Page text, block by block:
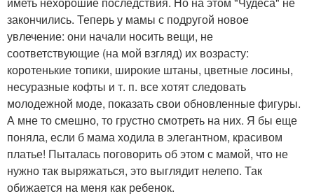
закончились. Теперь у мамы с подругой новое
увлечение: они начали носить вещи, не
соответствующие (на мой взгляд) их возрасту:
коротенькие топики, широкие штаны, цветные лосины,
несуразные кофты и т. п. все хотят следовать
молодежной моде, показать свои обновленные фигуры.
А мне то смешно, то грустно смотреть на них. Я бы еще
поняла, если б мама ходила в элегантном, красивом
платье! Пыталась поговорить об этом с мамой, что не
нужно так выряжаться, это выглядит нелепо. Так
обижается на меня как ребенок.